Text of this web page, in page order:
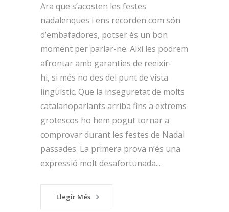
Ara que s’acosten les festes
nadalenques i ens recorden com són
d’embafadores, potser és un bon
moment per parlar-ne. Així les podrem
afrontar amb garanties de reeixir-
hi, si més no des del punt de vista
lingüístic. Que la inseguretat de molts
catalanoparlants arriba fins a extrems
grotescos ho hem pogut tornar a
comprovar durant les festes de Nadal
passades. La primera prova n’és una
expressió molt desafortunada...
Llegir Més